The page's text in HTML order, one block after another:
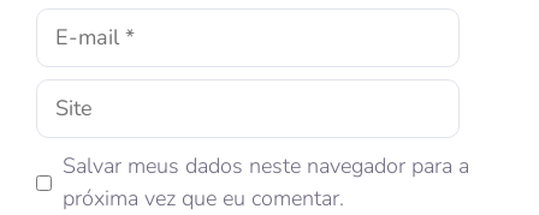
Salvar meus dados neste navegador para a
próxima vez que eu comentar.